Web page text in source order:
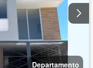
Departamento